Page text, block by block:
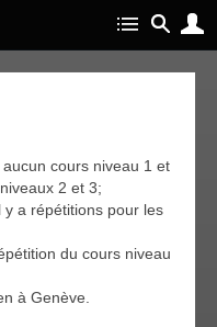
aucun cours niveau 1 et
2 et 3;
a répétitions pour les
du cours niveau
à Genève.